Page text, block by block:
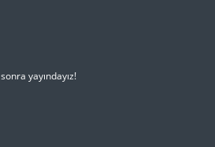
sonra yayındayız!